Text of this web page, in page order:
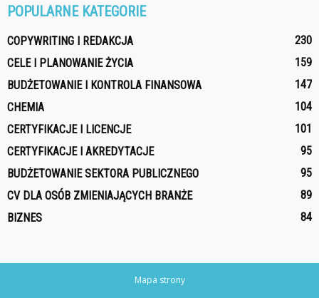
POPULARNE KATEGORIE
COPYWRITING I REDAKCJA
230
CELE I PLANOWANIE ŻYCIA
159
BUDŻETOWANIE I KONTROLA FINANSOWA
147
CHEMIA
104
CERTYFIKACJE I LICENCJE
101
CERTYFIKACJE I AKREDYTACJE
95
BUDŻETOWANIE SEKTORA PUBLICZNEGO
95
CV DLA OSÓB ZMIENIAJĄCYCH BRANŻE
89
BIZNES
84
Mapa strony